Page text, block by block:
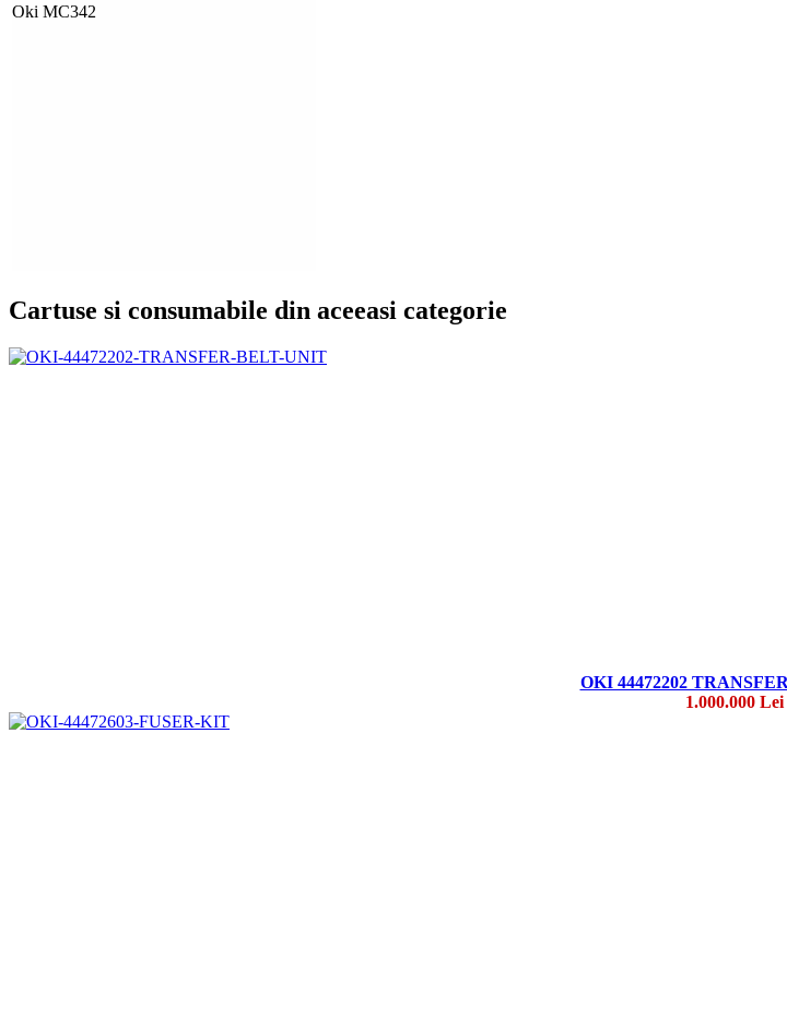
Oki MC342
Cartuse si consumabile din aceeasi categorie
OKI 44472202
1.000.000 Lei